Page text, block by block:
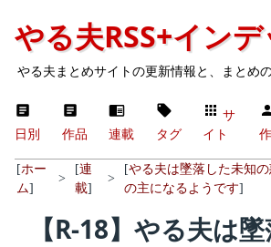
やる夫RSS+イン
やる夫まとめサイトの更新情報と、まとめ
日別 作品 連載 タグ
サ
イト
[ホー
ム]
>
[連
載]
>
[やる夫は墜落した未知
の主になるようです]
【R-18】やる夫は